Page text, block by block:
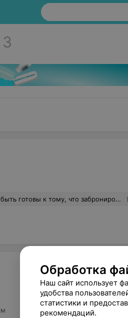
3
не предупредив вас. Белорусский туризм во всей своей красе. Испорченное настроение и выходные. Не советую!
Обработка
Наш сайт использует
удобства
статистики и
рекомендаций.